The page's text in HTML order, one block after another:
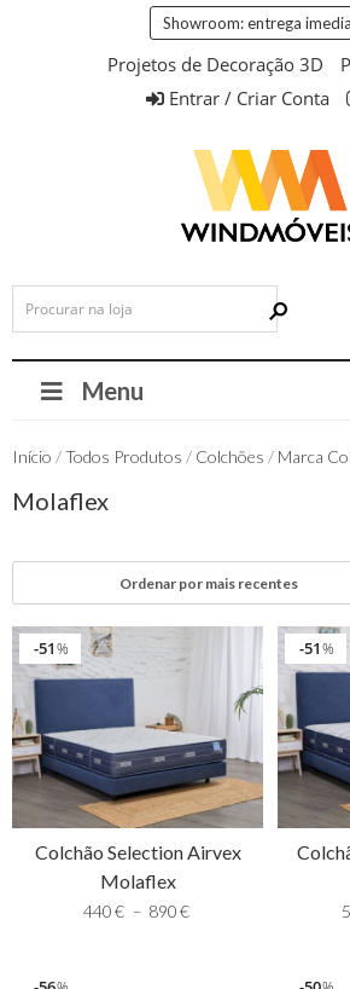
Showroom: entrega
Projetos de Decoração 3D
Entrar / Criar Conta
Menu
Início /Todos Produtos / Colchões / Marca
Molaflex
%
51
Colchão Selection Airvex
Molaflex
440€ – 890€
%
51